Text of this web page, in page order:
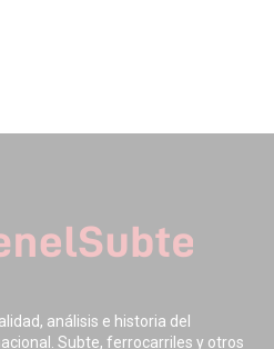
análisis e historia del
Subte, ferrocarriles y otros